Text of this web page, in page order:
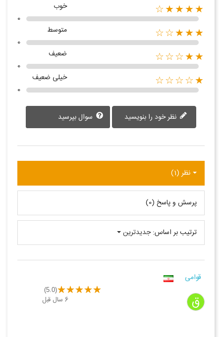
★★★★☆
خوب
0
★★★☆☆
متوسط
0
★★☆☆☆
ضعیف
0
★☆☆☆☆
خیلی ضعیف
0
سوال بپرسید
نظر (1)
پرسش و پاسخ (0)
ترتیب بر اساس: جدیدترین
ق
قوامی
(5.0)
6 سال قبل